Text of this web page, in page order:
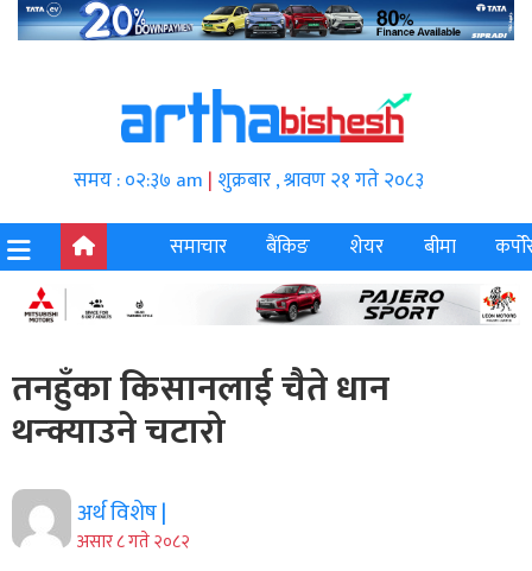
समय : ०२:३७ am | शुक्रबार , श्रावण २१ गते २०८३
समाचार
बैंकिङ शेयर बीमा
तनहुँका किसानलाई चैते धान
थन्क्याउने चटारो
अर्थ विशेष |
असार ८ गते २०८२